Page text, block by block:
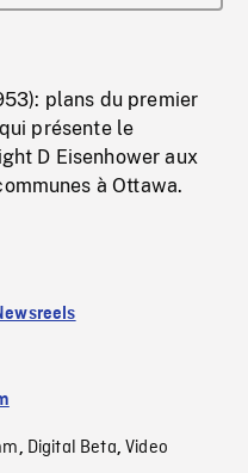
plans du premier
présente le
D Eisenhower aux
à Ottawa.
, Digital Beta,Video